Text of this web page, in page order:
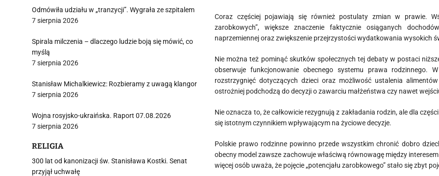
Coraz częściej pojawiają się również postulaty zmian w prawie.
zarobkowych”, większe znaczenie faktycznie osiąganych
naprzemiennej oraz zwiększenie przejrzystości wydatkowania wysokich
Nie można też pominąć skutków społecznych tej debaty w postaci
obserwuje funkcjonowanie obecnego systemu prawa rodzinnego.
rozstrzygnięć dotyczących dzieci oraz możliwość ustalenia
ostrożniej podchodzą do decyzji o zawarciu małżeństwa czy nawet
Nie oznacza to, że całkowicie rezygnują z zakładania rodzin, ale dla
się istotnym czynnikiem wpływającym na życiowe decyzje.
Polskie prawo rodzinne powinno przede wszystkim chronić dobro
obecny model zawsze zachowuje właściwą równowagę między
więcej osób uważa, że pojęcie „potencjału zarobkowego” stało się zbyt
Odmówiła udziału w „tranzycji”. Wygrała ze szpitalem
7 sierpnia 2026
Spirala milczenia – dlaczego ludzie boją się mówić, co
myślą
7 sierpnia 2026
Stanisław Michalkiewicz: Rozbieramy z uwagą klangor
7 sierpnia 2026
Wojna rosyjsko-ukraińska. Raport 07.08.2026
7 sierpnia 2026
RELIGIA
300 lat od kanonizacji św. Stanisława Kostki. Senat
przyjął uchwałę